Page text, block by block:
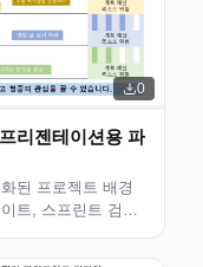
0
리젠테이션용 파
된 프로젝트 배경
트, 스프린트 검토,